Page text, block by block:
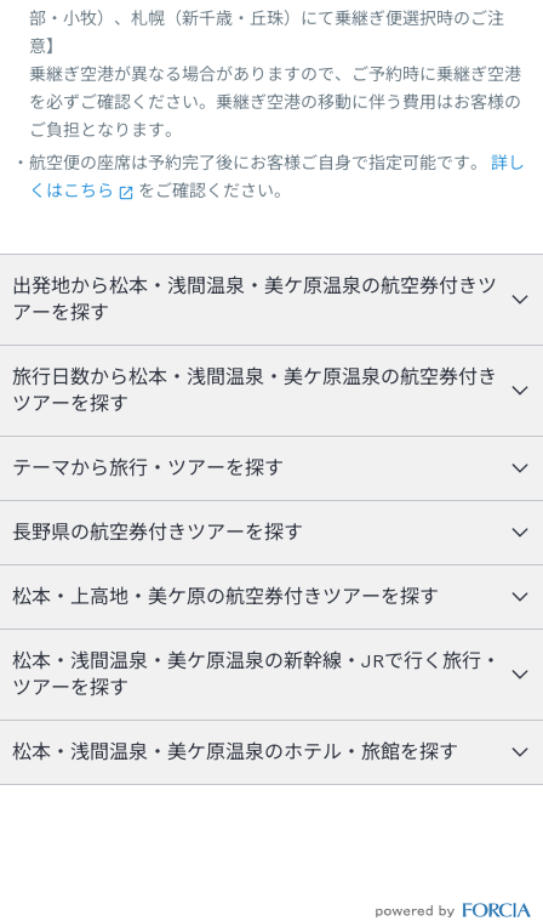
部・小牧）、札幌（新千歳・丘珠）にて乗継ぎ便選択時のご注
意】
乗継ぎ空港が異なる場合がありますので、ご予約時に乗継ぎ空港
を必ずご確認ください。乗継ぎ空港の移動に伴う費用はお客様の
ご負担となります。
航空便の座席は予約完了後にお客様ご自身で指定可能です。
詳し
くはこちら
をご確認ください。
出発地から松本・浅間温泉・美ケ原温泉の航空券付きツ
アーを探す
旅行日数から松本・浅間温泉・美ケ原温泉の航空券付き
ツアーを探す
テーマから旅行・ツアーを探す
長野県の航空券付きツアーを探す
松本・上高地・美ケ原の航空券付きツアーを探す
松本・浅間温泉・美ケ原温泉の新幹線・JRで行く旅行・
ツアーを探す
松本・浅間温泉・美ケ原温泉のホテル・旅館を探す